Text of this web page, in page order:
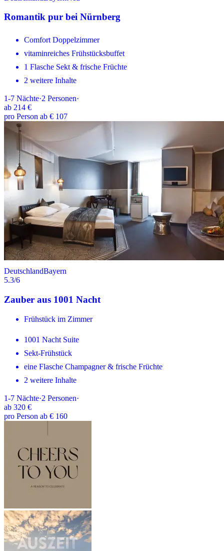
Romantik pur bei Nürnberg
Comfort Doppelzimmer
vitaminreiches Frühstücksbuffet
1 Flasche Sekt & frische Früchte
2 weitere Inhalte
1-7 Nächte·2 Personen·
ab 214 €
pro Person ab € 107
DeutschlandBayern
5.3/6
Zauber aus 1001 Nacht
Frühstück im Zimmer
1001 Nacht Suite
Sekt-Frühstück
eine Flasche Champagner & frische Früchte
2 weitere Inhalte
1-7 Nächte·2 Personen·
ab 320 €
pro Person ab € 160